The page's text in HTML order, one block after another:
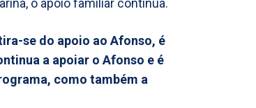
o apoio familiar continua.
se do apoio ao Afonso, é
a apoiar o Afonso e é
como também a